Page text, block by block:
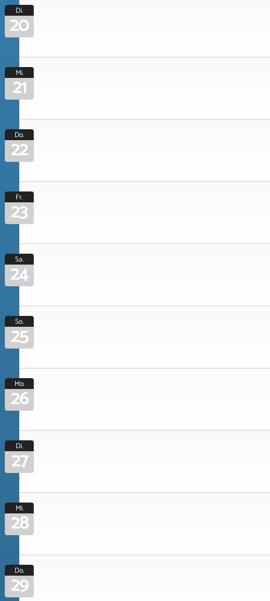
Di.
20
Mi.
21
Do.
22
Fr.
23
Sa.
24
So.
25
Mo.
26
Di.
27
Mi.
28
Do.
29